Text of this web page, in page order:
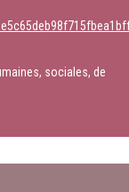
sociales, de